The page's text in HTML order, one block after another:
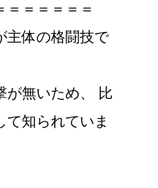
＝＝＝＝＝＝
主体の格闘技で
が無いため、 比
て知られていま